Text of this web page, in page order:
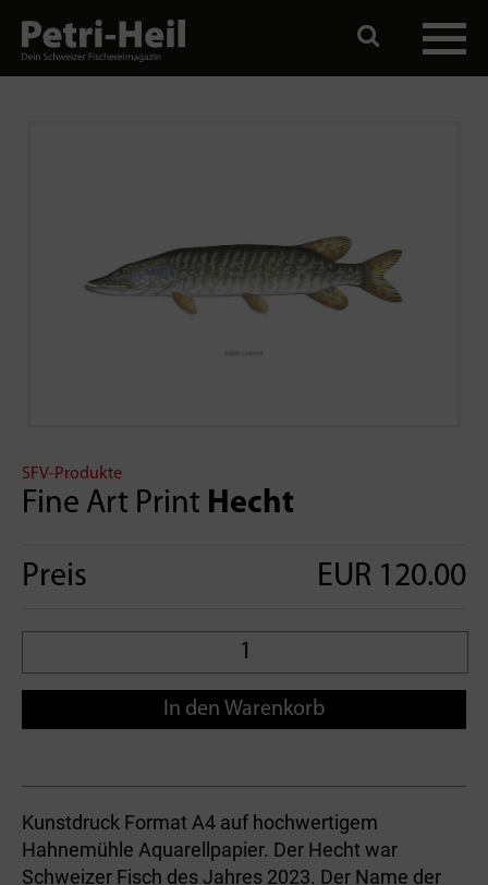
SFV-Produkte
Fine Art Print Hecht
Preis EUR 120.00
In den Warenkorb
Kunstdruck Format A4 auf hochwertigem
Hahnemühle Aquarellpapier. Der Hecht war
Schweizer Fisch des Jahres 2023. Der Name der